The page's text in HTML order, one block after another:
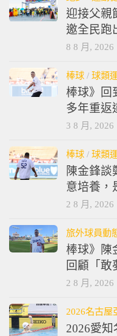
迎接父親
邀全民跑
8 8 月, 2026
棒球 / 球類
棒球》回
多年重返
3 8 月, 2026
棒球 / 球類
陳金鋒談
意培養，
2 8 月, 2026
旅外球員動
棒球》
回顧「敢
2 8 月, 2026
2026名古屋
2026愛